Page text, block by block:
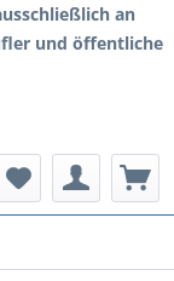
an
und öffentliche